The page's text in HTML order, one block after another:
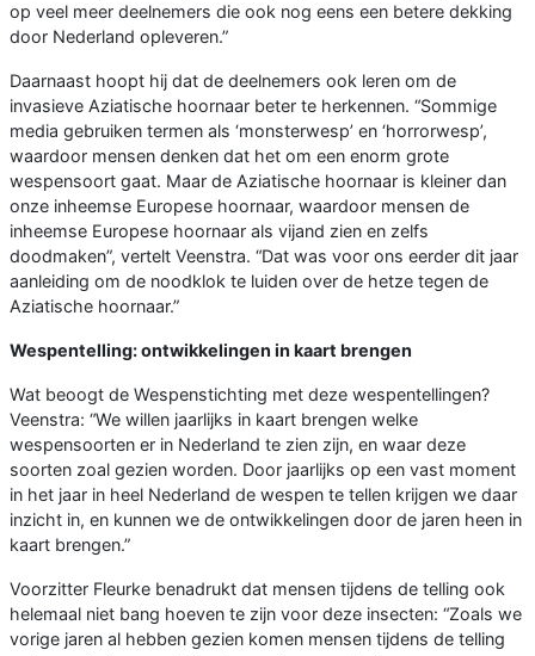
op veel meer deelnemers die ook nog eens een betere dekking
door Nederland opleveren.”
Daarnaast hoopt hij dat de deelnemers ook leren om de
invasieve Aziatische hoornaar beter te herkennen. “Sommige
media gebruiken termen als ‘monsterwesp’ en ‘horrorwesp’,
waardoor mensen denken dat het om een enorm grote
wespensoort gaat. Maar de Aziatische hoornaar is kleiner dan
onze inheemse Europese hoornaar, waardoor mensen de
inheemse Europese hoornaar als vijand zien en zelfs
doodmaken”, vertelt Veenstra. “Dat was voor ons eerder dit jaar
aanleiding om de noodklok te luiden over de hetze tegen de
Aziatische hoornaar.”
Wespentelling: ontwikkelingen in kaart brengen
Wat beoogt de Wespenstichting met deze wespentellingen?
Veenstra: “We willen jaarlijks in kaart brengen welke
wespensoorten er in Nederland te zien zijn, en waar deze
soorten zoal gezien worden. Door jaarlijks op een vast moment
in het jaar in heel Nederland de wespen te tellen krijgen we daar
inzicht in, en kunnen we de ontwikkelingen door de jaren heen in
kaart brengen.”
Voorzitter Fleurke benadrukt dat mensen tijdens de telling ook
helemaal niet bang hoeven te zijn voor deze insecten: “Zoals we
vorige jaren al hebben gezien komen mensen tijdens de telling